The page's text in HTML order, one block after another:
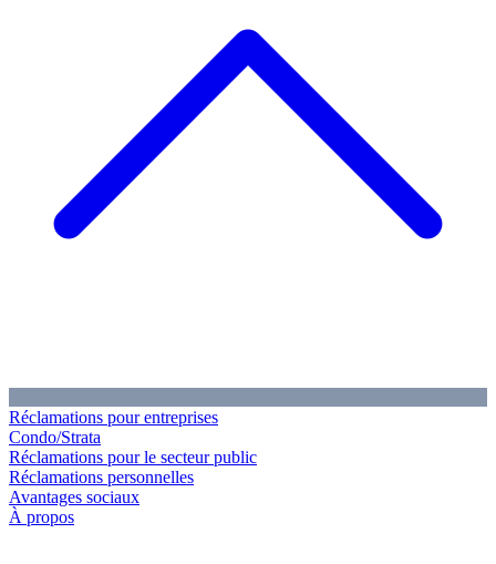
Réclamations pour entreprises
Condo/Strata
Réclamations pour le secteur public
Réclamations personnelles
Avantages sociaux
À propos